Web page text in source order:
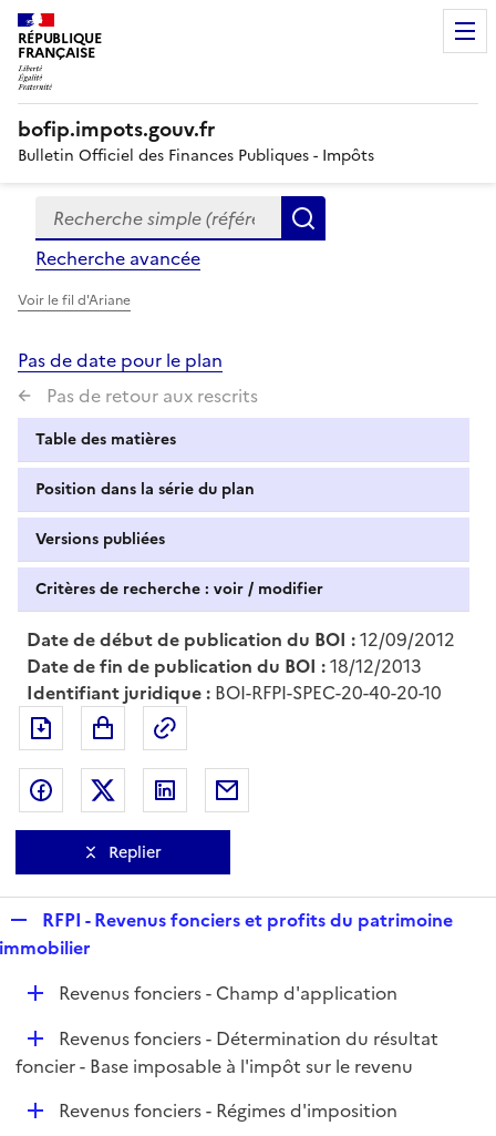
RÉPUBLIQUE
FRANÇAISE
bofip.impots.gouv.fr
Bulletin Officiel des Finances Publiques - Impôts
Formulaire
de
recherche
Recherche simple (références, mots clés, partie du
Recherche avancée
Voir le fil d'Ariane
Pas de date pour le plan
Pas de retour aux rescrits
Table des matières
Position dans la série du plan
Versions publiées
Critères de recherche : voir / modifier
Date de début de publication du BOI :12/09/2012
Date de fin de publication du BOI :18/12/2013
Identifiant juridique : BOI-RFPI-SPEC-20-40-20-10
Exporter le document au format pdf
Partager sur Facebook
Partager sur Twitter
Partager sur LinkedIn
Replier
e
l
i
e
r
RFPI - Revenus fonciers et profits du patrimoine
immobilier
D
l
Revenus fonciers - Champ d'application
D
é
Revenus fonciers - Détermination du résultat
foncier - Base imposable à l'impôt sur le revenu
DRevenus fonciers - Régimes d'imposition